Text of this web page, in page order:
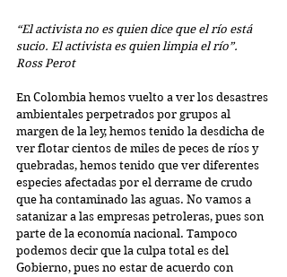
“El activista no es quien dice que el río está
sucio. El activista es quien limpia el río”.
Ross Perot
En Colombia hemos vuelto a ver los desastres
ambientales perpetrados por grupos al
margen de la ley, hemos tenido la desdicha de
ver flotar cientos de miles de peces de ríos y
quebradas, hemos tenido que ver diferentes
especies afectadas por el derrame de crudo
que ha contaminado las aguas. No vamos a
satanizar a las empresas petroleras, pues son
parte de la economía nacional. Tampoco
podemos decir que la culpa total es del
Gobierno, pues no estar de acuerdo con